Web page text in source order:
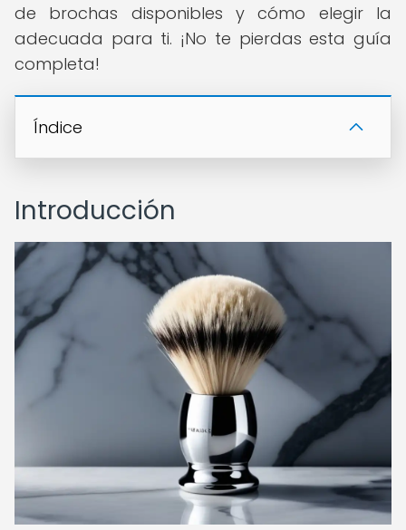
de brochas disponibles y cómo elegir la
adecuada para ti. ¡No te pierdas esta guía
completa!
Índice
Introducción